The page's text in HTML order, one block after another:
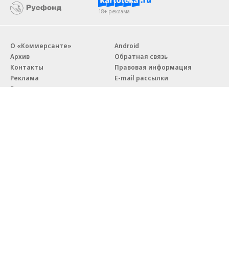
18+ реклама
О «Коммерсанте»
Архив
Контакты
Реклама
Вакансии
Android
Обратная связь
Правовая информация
E-mail рассылки